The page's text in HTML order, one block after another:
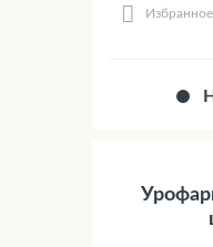
Избранное